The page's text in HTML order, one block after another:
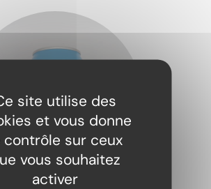
site utilise des
et vous donne
contrôle sur ceux
vous souhaitez
activer